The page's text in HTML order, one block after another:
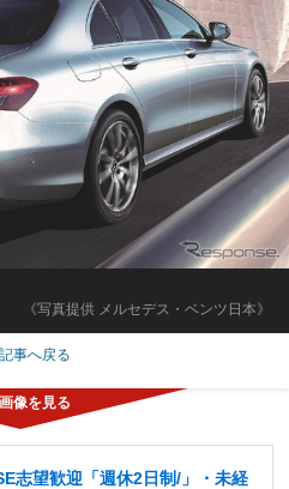
《写真提供 メルセデス・ベンツ日本》
事へ戻る
志望歓迎「週休2日制/」・未経